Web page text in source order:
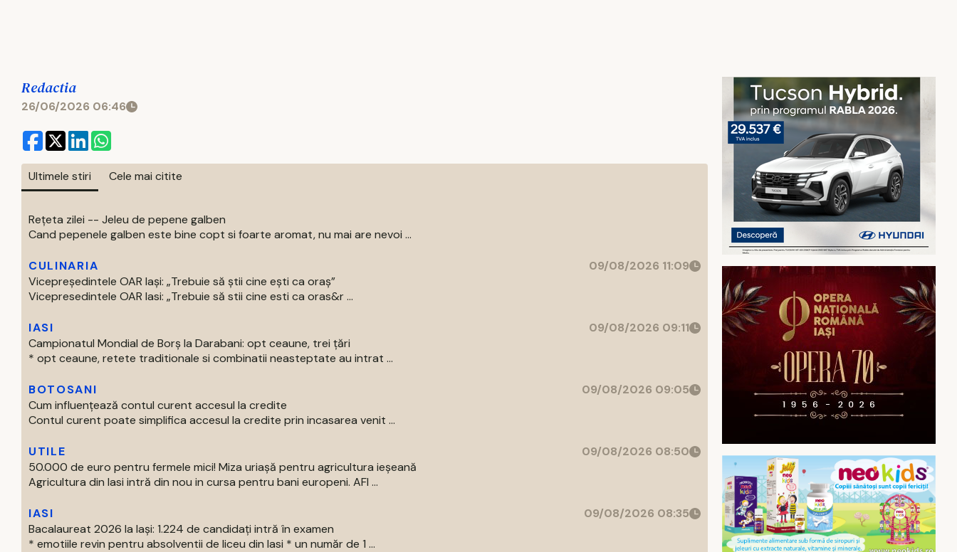
Redactia
26/06/2026 06:46
Ultimele stiri Cele mai citite
Rețeta zilei -- Jeleu de pepene galben
Cand pepenele galben este bine copt si foarte aromat, nu mai are nevoi ...
CULINARIA
09/08/2026 11:09
Vicepreședintele OAR Iași: „Trebuie să știi cine ești ca oraș”
Vicepresedintele OAR Iasi: „Trebuie să stii cine esti ca oras&r ...
IASI
09/08/2026 09:11
Campionatul Mondial de Borș la Darabani: opt ceaune, trei țări
* opt ceaune, retete traditionale si combinatii neasteptate au intrat ...
BOTOSANI
09/08/2026 09:05
Cum influențează contul curent accesul la credite
Contul curent poate simplifica accesul la credite prin incasarea venit ...
UTILE
09/08/2026 08:50
50.000 de euro pentru fermele mici! Miza uriașă pentru agricultura ieșeană
Agricultura din Iasi intră din nou in cursa pentru bani europeni. AFI ...
IASI
09/08/2026 08:35
Bacalaureat 2026 la Iași: 1.224 de candidați intră în examen
* emotiile revin pentru absolventii de liceu din Iasi * un număr de 1 ...